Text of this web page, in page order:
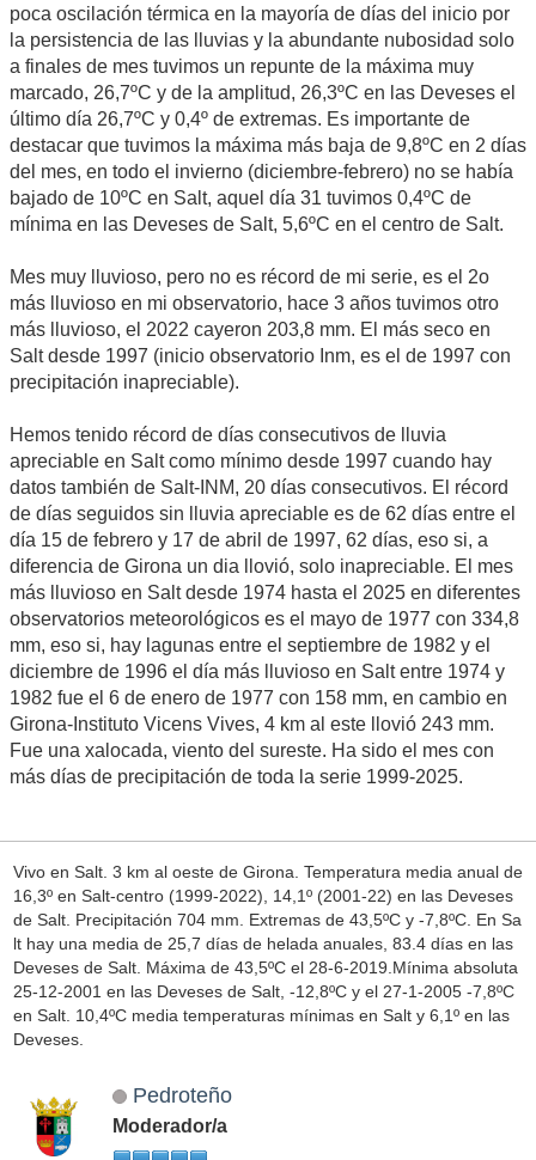
poca oscilación térmica en la mayoría de días del inicio por
la persistencia de las lluvias y la abundante nubosidad solo
a finales de mes tuvimos un repunte de la máxima muy
marcado, 26,7ºC y de la amplitud, 26,3ºC en las Deveses el
último día 26,7ºC y 0,4º de extremas. Es importante de
destacar que tuvimos la máxima más baja de 9,8ºC en 2 días
del mes, en todo el invierno (diciembre-febrero) no se había
bajado de 10ºC en Salt, aquel día 31 tuvimos 0,4ºC de
mínima en las Deveses de Salt, 5,6ºC en el centro de Salt.
Mes muy lluvioso, pero no es récord de mi serie, es el 2o
más lluvioso en mi observatorio, hace 3 años tuvimos otro
más lluvioso, el 2022 cayeron 203,8 mm. El más seco en
Salt desde 1997 (inicio observatorio Inm, es el de 1997 con
precipitación inapreciable).
Hemos tenido récord de días consecutivos de lluvia
apreciable en Salt como mínimo desde 1997 cuando hay
datos también de Salt-INM, 20 días consecutivos. El récord
de días seguidos sin lluvia apreciable es de 62 días entre el
día 15 de febrero y 17 de abril de 1997, 62 días, eso si, a
diferencia de Girona un dia llovió, solo inapreciable. El mes
más lluvioso en Salt desde 1974 hasta el 2025 en diferentes
observatorios meteorológicos es el mayo de 1977 con 334,8
mm, eso si, hay lagunas entre el septiembre de 1982 y el
diciembre de 1996 el día más lluvioso en Salt entre 1974 y
1982 fue el 6 de enero de 1977 con 158 mm, en cambio en
Girona-Instituto Vicens Vives, 4 km al este llovió 243 mm.
Fue una xalocada, viento del sureste. Ha sido el mes con
más días de precipitación de toda la serie 1999-2025.
Vivo en Salt. 3 km al oeste de Girona. Temperatura media anual de
16,3º en Salt-centro (1999-2022), 14,1º (2001-22) en las Deveses
de Salt. Precipitación 704 mm. Extremas de 43,5ºC y -7,8ºC. En Sa
lt hay una media de 25,7 días de helada anuales, 83.4 días en las
Deveses de Salt. Máxima de 43,5ºC el 28-6-2019.Mínima absoluta
25-12-2001 en las Deveses de Salt, -12,8ºC y el 27-1-2005 -7,8ºC
en Salt. 10,4ºC media temperaturas mínimas en Salt y 6,1º en las
Deveses.
Pedroteño
Moderador/a